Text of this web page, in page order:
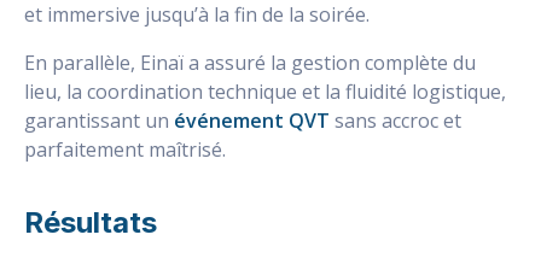
et immersive jusqu’à la fin de la soirée.
En parallèle, Einaï a assuré la gestion complète du
lieu, la coordination technique et la fluidité logistique,
garantissant un événement QVT sans accroc et
parfaitement maîtrisé.
Résultats